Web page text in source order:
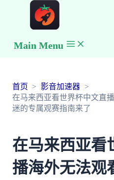
Main Menu
首页
影音加速器
在马来西亚看世界杯中文直
迷的专属观赛指南来了
在马来西亚看
播海外无法观